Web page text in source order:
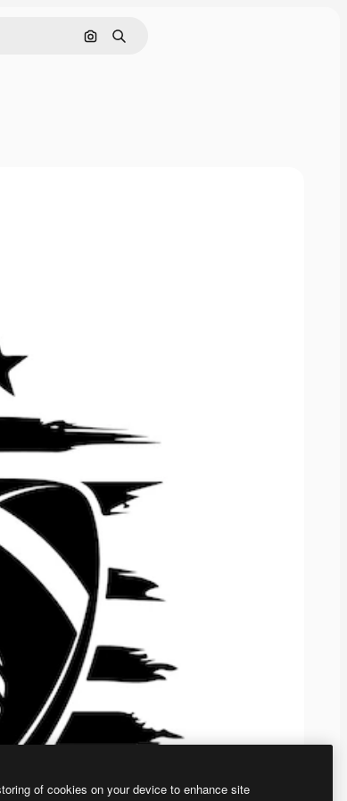
Поиск по изображению
Поиск
of cookies on your device to enhance site